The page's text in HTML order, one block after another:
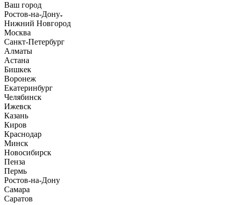
Ваш город
Ростов-на-Дону
Нижний Новгород
Москва
Санкт-Петербург
Алматы
Астана
Бишкек
Воронеж
Екатеринбург
Челябинск
Ижевск
Казань
Киров
Краснодар
Минск
Новосибирск
Пенза
Пермь
Ростов-на-Дону
Самара
Саратов